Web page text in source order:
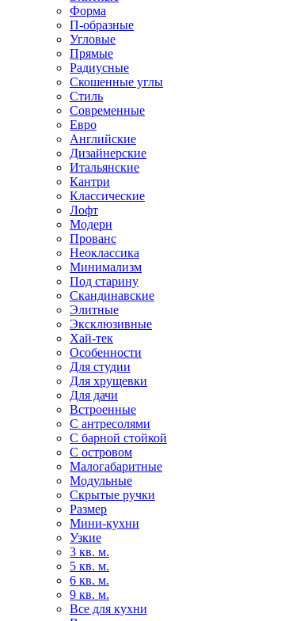
Форма
П-образные
Угловые
Прямые
Радиусные
Скошенные углы
Стиль
Современные
Евро
Английские
Дизайнерские
Итальянские
Кантри
Классические
Лофт
Модерн
Прованс
Неоклассика
Минимализм
Под старину
Скандинавские
Элитные
Эксклюзивные
Хай-тек
Особенности
Для студии
Для хрущевки
Для дачи
Встроенные
С антресолями
С барной стойкой
С островом
Малогабаритные
Модульные
Скрытые ручки
Размер
Мини-кухни
Узкие
3 кв. м.
5 кв. м.
6 кв. м.
9 кв. м.
Все для кухни